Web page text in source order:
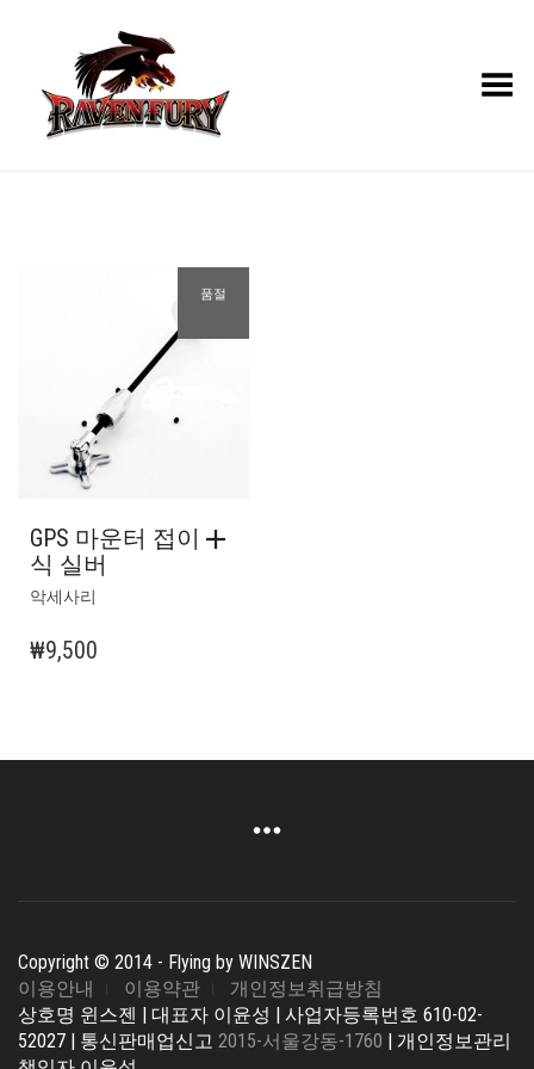
Toggle Menu
품절
GPS 마운터 접이
식 실버
악세사리
₩9,500
Copyright © 2014 - Flying by WINSZEN
이용안내
이용약관
개인정보취급방침
상호명 윈스젠 | 대표자 이윤성 | 사업자등록번호 610-02-
52027 | 통신판매업신고 2015-서울강동-1760 | 개인정보관리